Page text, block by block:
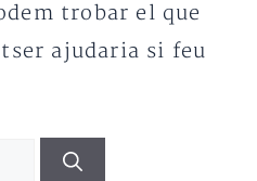
trobar el que
ajudaria si feu